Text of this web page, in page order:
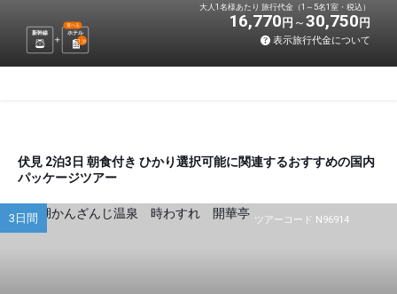
新幹線 ホテル
選べる
1 泊
大人1名様あたり 旅行代金（1～5名1室・税込）
16,770 円 30,750 円
表示旅行代金について
伏見 2泊3日 朝食付き ひかり選択可能に関連するおすすめの国内
パッケージツアー
ツアーコード N96914
3日間